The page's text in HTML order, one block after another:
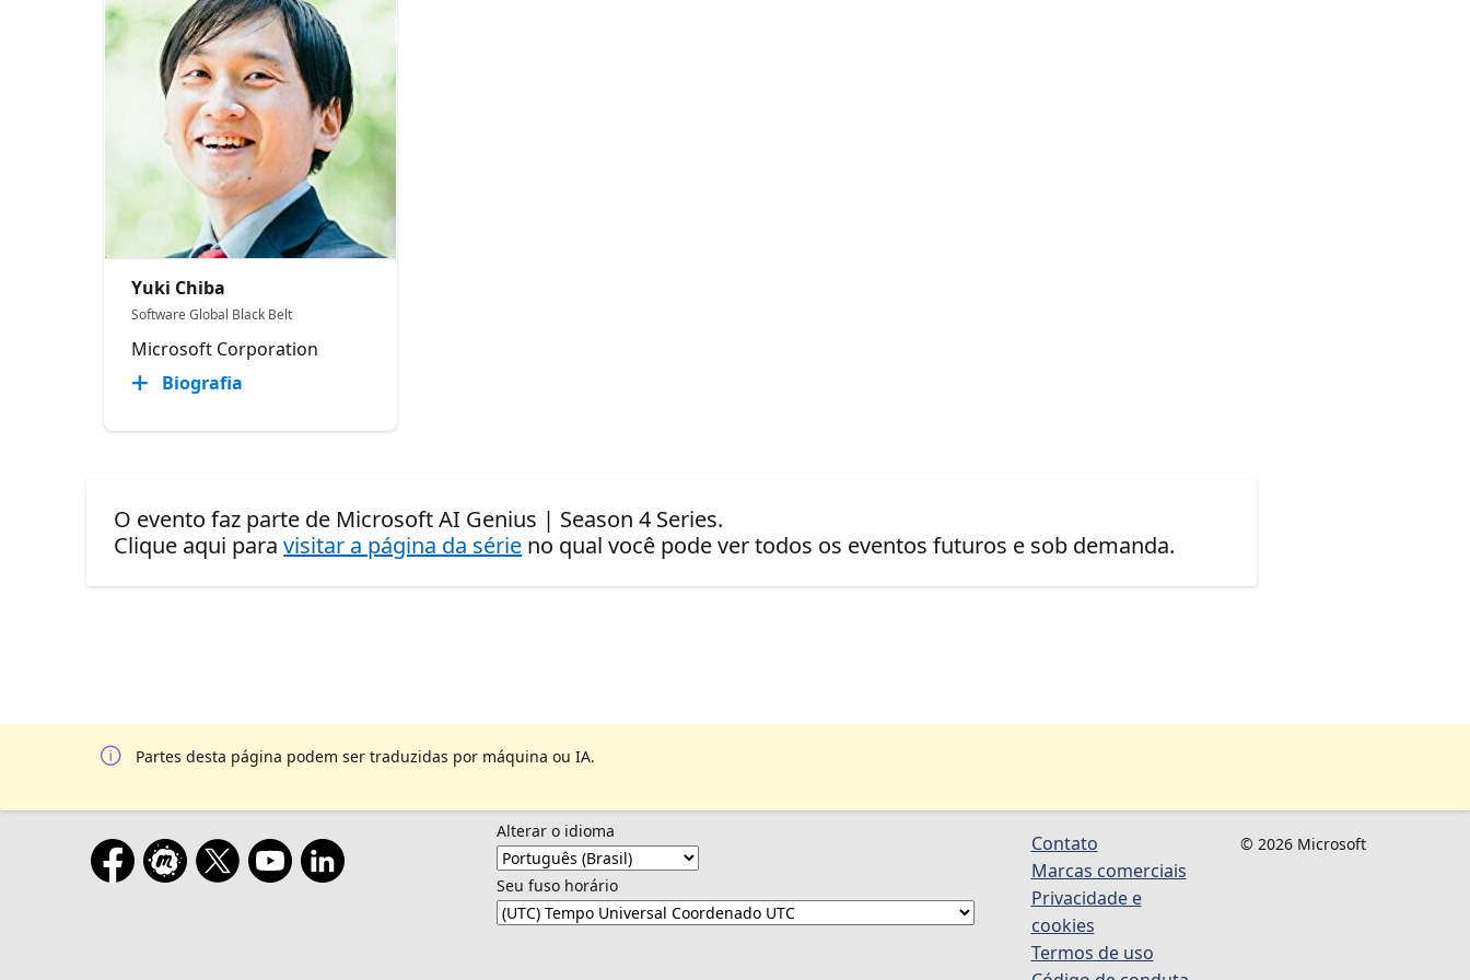
Yuki Chiba
Software Global Black Belt
Microsoft Corporation
Biografia
O evento faz parte de Microsoft AI Genius | Season 4 Series.
Clique aqui paravisitar a página da série no qual você pode ver todos os eventos futuros e sob demanda.
Partes desta página podem ser traduzidas por máquina ou IA.
Alterar o idioma
Seu fuso horário
Contato
Marcas comerciais
Privacidade e
cookies
Termos de uso
© 2026 Microsoft